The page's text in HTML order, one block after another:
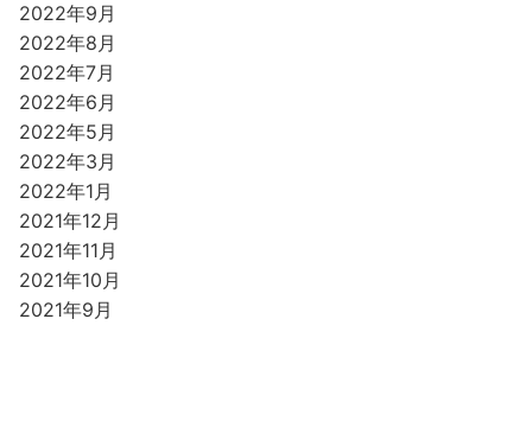
2022年9月
2022年8月
2022年7月
2022年6月
2022年5月
2022年3月
2022年1月
2021年12月
2021年11月
2021年10月
2021年9月